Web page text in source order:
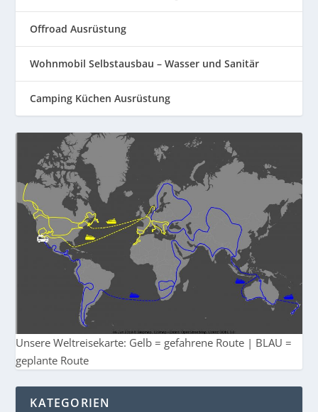
Offroad Ausrüstung
Wohnmobil Selbstausbau – Wasser und Sanitär
Camping Küchen Ausrüstung
Unsere Weltreisekarte: Gelb = gefahrene Route | BLAU =
geplante Route
KATEGORIEN